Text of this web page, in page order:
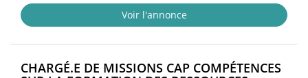
Voir l'annonce
CHARGÉ.E DE MISSIONS CAP COMPÉTENCES